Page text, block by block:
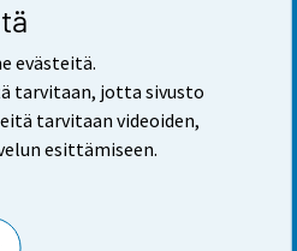
evästeitä.
tarvitaan, jotta sivusto
tarvitaan videoiden,
esittämiseen.